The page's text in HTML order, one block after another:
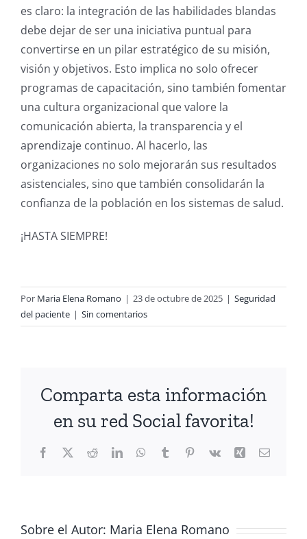
es claro: la integración de las habilidades blandas
debe dejar de ser una iniciativa puntual para
convertirse en un pilar estratégico de su misión,
visión y objetivos. Esto implica no solo ofrecer
programas de capacitación, sino también fomentar
una cultura organizacional que valore la
comunicación abierta, la transparencia y el
aprendizaje continuo. Al hacerlo, las
organizaciones no solo mejorarán sus resultados
asistenciales, sino que también consolidarán la
confianza de la población en los sistemas de salud.
¡HASTA SIEMPRE!
Por Maria Elena Romano | 23 de octubre de 2025 | Seguridad
del paciente | Sin comentarios
Comparta esta información
en su red Social favorita!
Sobre el Autor: Maria Elena Romano